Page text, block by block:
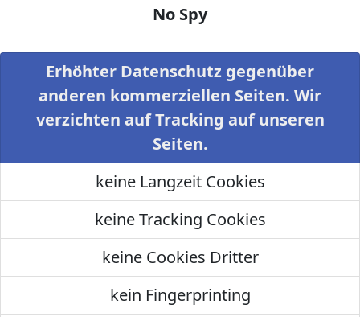
No Spy
Erhöhter Datenschutz gegenüber
anderen kommerziellen Seiten. Wir
verzichten auf Tracking auf unseren
Seiten.
keine Langzeit Cookies
keine Tracking Cookies
keine Cookies Dritter
kein Fingerprinting